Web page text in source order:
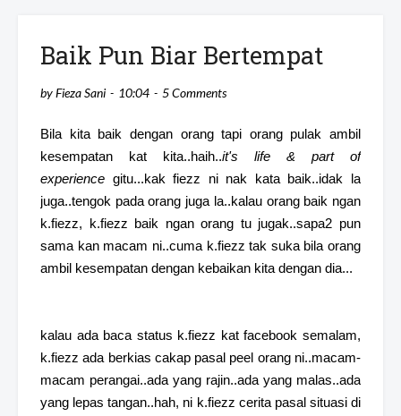
Baik Pun Biar Bertempat
byFieza Sani 10:04 5 Comments
Bila kita baik dengan orang tapi orang pulak ambil
kesempatan kat kita..haih..it's
life & part of
experience gitu...kak fiezz ni nak kata baik..idak la
juga..tengok pada orang juga la..kalau orang baik ngan
k.fiezz, k.fiezz baik ngan orang tu jugak..sapa2 pun
sama kan macam ni..cuma k.fiezz tak suka bila orang
ambil kesempatan dengan kebaikan kita dengan dia...
kalau ada baca status k.fiezz kat facebook semalam,
k.fiezz ada berkias cakap pasal peel orang ni..macam-
macam perangai..ada yang rajin..ada yang malas..ada
yang lepas tangan..hah, ni k.fiezz cerita pasal situasi di